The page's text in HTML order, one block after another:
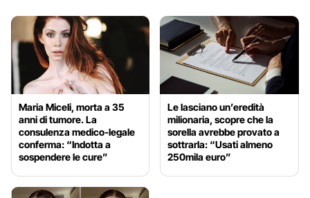
Maria Miceli, morta a 35
anni di tumore. La
consulenza medico-legale
conferma: “Indotta a
sospendere le cure”
Le lasciano un’eredità
milionaria, scopre che la
sorella avrebbe provato a
sottrarla: “Usati almeno
250mila euro”